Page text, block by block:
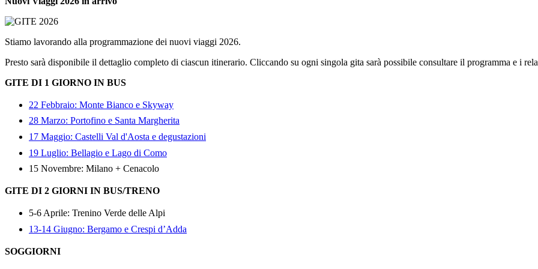
Stiamo lavorando alla programmazione dei nuovi viaggi 2026.
Presto sarà disponibile il dettaglio completo di ciascun itinerario. Cliccando su ogni singola gita sarà possibile consultare il programma e i
GITE DI 1 GIORNO IN BUS
22 Febbraio: Monte Bianco e Skyway
28 Marzo: Portofino e Santa Margherita
17 Maggio: Castelli Val d'Aosta e degustazioni
19 Luglio: Bellagio e Lago di Como
15 Novembre: Milano + Cenacolo
GITE DI 2 GIORNI IN BUS/TRENO
5-6 Aprile: Trenino Verde delle Alpi
13-14 Giugno: Bergamo e Crespi d’Adda
SOGGIORNI